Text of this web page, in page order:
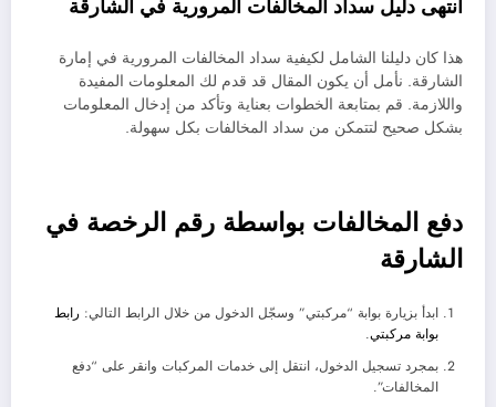
انتهى دليل سداد المخالفات المرورية في الشارقة
هذا كان دليلنا الشامل لكيفية سداد المخالفات المرورية في إمارة
الشارقة. نأمل أن يكون المقال قد قدم لك المعلومات المفيدة
واللازمة. قم بمتابعة الخطوات بعناية وتأكد من إدخال المعلومات
بشكل صحيح لتتمكن من سداد المخالفات بكل سهولة.
دفع المخالفات بواسطة رقم الرخصة في
الشارقة
ابدأ بزيارة بوابة “مركبتي” وسجّل الدخول من خلال الرابط التالي: رابط
بوابة مركبتي.
بمجرد تسجيل الدخول، انتقل إلى خدمات المركبات وانقر على “دفع
المخالفات”.